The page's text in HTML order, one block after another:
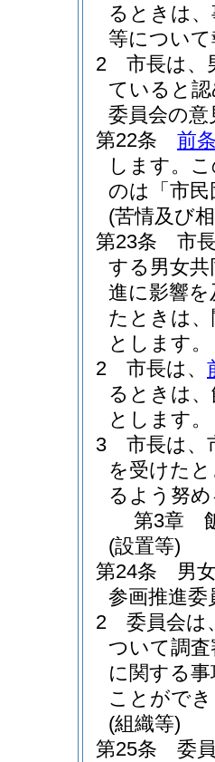
るときは
等につい
2
市長は、
ていると
委員会の
第22条
前
します。
のは「市
(苦情及び
第23条
市
する男女
進に影響
たときは
とします。
2
市長は、
るときは
とします。
3
市長は、
を受けた
るよう努
第3章
(設置等)
第24条
男
参画推進委
2
委員会は
ついて調
に関する
ことがで
(組織等)
第25条
委